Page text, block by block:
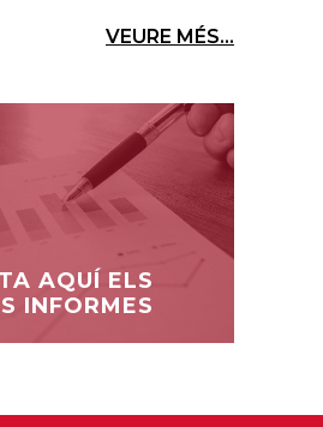
VEURE MÉS...
AQUÍ ELS
INFORMES